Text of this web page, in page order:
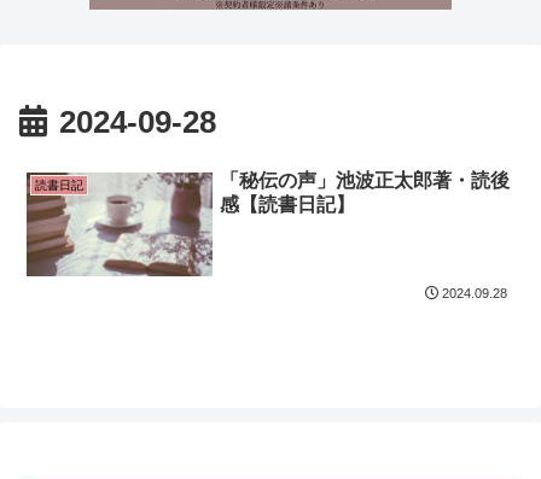
2024-09-28
読書日記
「秘伝の声」池波正太郎著・読後
感【読書日記】
2024.09.28